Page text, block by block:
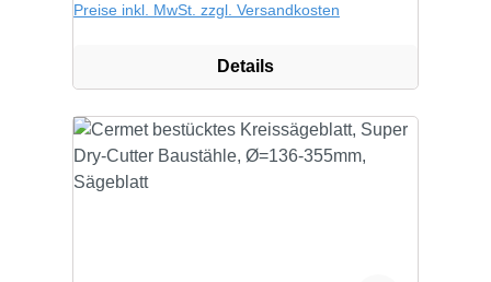
Preise inkl. MwSt. zzgl. Versandkosten
Details